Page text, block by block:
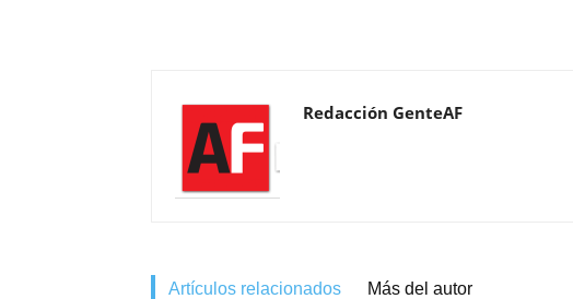
Redacción GenteAF
Artículos relacionados Más del autor